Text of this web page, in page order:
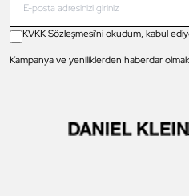
KVKK Sözleşmesi'niokudum, kabul
Kampanya ve yeniliklerden haberdar